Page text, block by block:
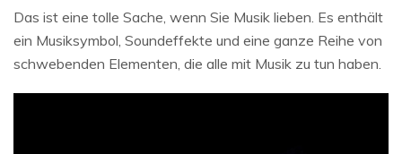
Das ist eine tolle Sache, wenn Sie Musik lieben. Es enthält
ein Musiksymbol, Soundeffekte und eine ganze Reihe von
schwebenden Elementen, die alle mit Musik zu tun haben.